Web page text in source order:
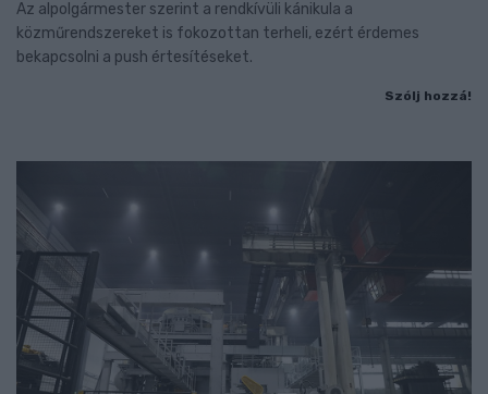
Az alpolgármester szerint a rendkívüli kánikula a
közműrendszereket is fokozottan terheli, ezért érdemes
bekapcsolni a push értesítéseket.
Szólj hozzá!